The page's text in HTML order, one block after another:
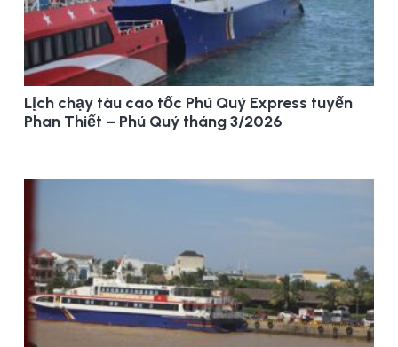
Lịch chạy tàu cao tốc Phú Quý Express tuyến
Phan Thiết – Phú Quý tháng 3/2026